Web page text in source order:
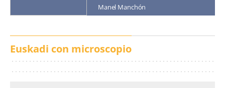
Manel Manchón
Euskadi con microscopio